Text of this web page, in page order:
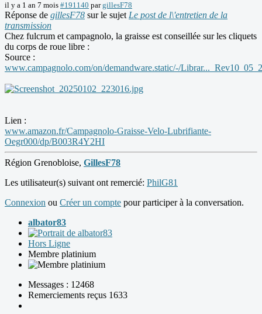
il y a 1 an 7 mois #191140 pargillesF78
Réponse de gillesF78 sur le sujet Le post de l\'entretien de la
transmission
Chez fulcrum et campagnolo, la graisse est conseillée sur les cliquets
du corps de roue libre :
Source :
www.campagnolo.com/on/demandware.static/-/
Lien :
www.amazon.fr/Campagnolo-Graisse-Velo-Lubrifiante-
Oegr000/dp/B003R4Y2HI
Région Grenobloise, GillesF78
Les utilisateur(s) suivant ont remercié: PhilG81
Connexion ou Créer un compte pour participer à la conversation.
albator83
Hors Ligne
Membre platinium
Messages : 12468
Remerciements reçus 1633